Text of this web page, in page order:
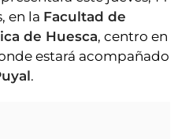
en la Facultad de
de Huesca, centro en
estará acompañado
.